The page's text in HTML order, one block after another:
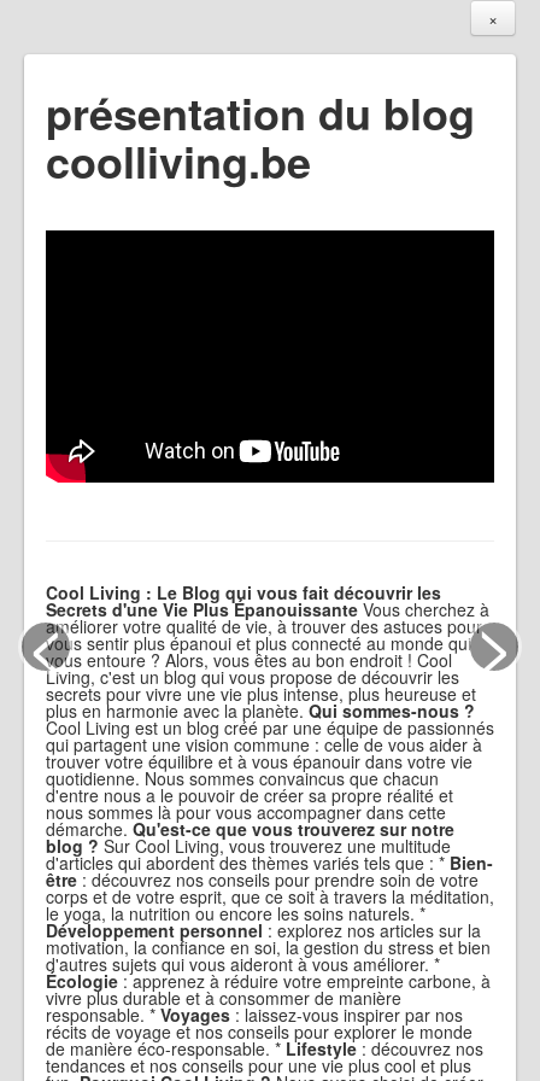
×
présentation du blog
coolliving.be
Cool Living : Le Blog qui vous fait découvrir les
Secrets d'une Vie Plus Épanouissante Vous cherchez à
améliorer votre qualité de vie, à trouver des astuces pour
vous sentir plus épanoui et plus connecté au monde qui
vous entoure ? Alors, vous êtes au bon endroit ! Cool
Living, c'est un blog qui vous propose de découvrir les
secrets pour vivre une vie plus intense, plus heureuse et
plus en harmonie avec la planète. Qui sommes-nous ?
Cool Living est un blog créé par une équipe de passionnés
qui partagent une vision commune : celle de vous aider à
trouver votre équilibre et à vous épanouir dans votre vie
quotidienne. Nous sommes convaincus que chacun
d'entre nous a le pouvoir de créer sa propre réalité et
nous sommes là pour vous accompagner dans cette
démarche. Qu'est-ce que vous trouverez sur notre
blog ? Sur Cool Living, vous trouverez une multitude
d'articles qui abordent des thèmes variés tels que : * Bien-
être : découvrez nos conseils pour prendre soin de votre
corps et de votre esprit, que ce soit à travers la méditation,
le yoga, la nutrition ou encore les soins naturels. *
Développement personnel : explorez nos articles sur la
motivation, la confiance en soi, la gestion du stress et bien
d'autres sujets qui vous aideront à vous améliorer. *
Écologie : apprenez à réduire votre empreinte carbone, à
vivre plus durable et à consommer de manière
responsable. * Voyages : laissez-vous inspirer par nos
récits de voyage et nos conseils pour explorer le monde
de manière éco-responsable. * Lifestyle : découvrez nos
tendances et nos conseils pour une vie plus cool et plus
< >